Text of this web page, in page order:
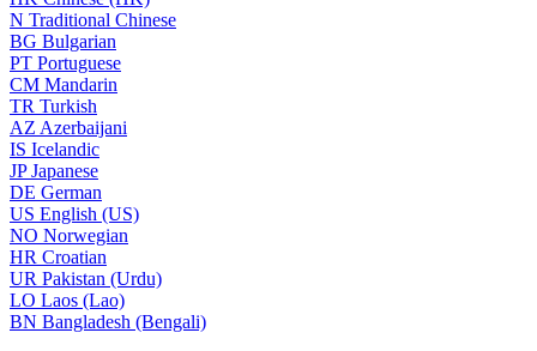
N Traditional Chinese
BG Bulgarian
PT Portuguese
CM Mandarin
TR Turkish
AZ Azerbaijani
IS Icelandic
JPJapanese
DE German
US English (US)
NO Norwegian
HR Croatian
UR Pakistan (Urdu)
LO Laos (Lao)
BN Bangladesh (Bengali)